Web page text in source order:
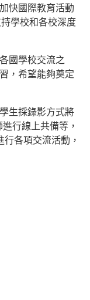
快國際教育活動
學校和各校深度
國學校交流之
，希望能夠奠定
生採錄影方式將
行線上共備等，
各項交流活動，